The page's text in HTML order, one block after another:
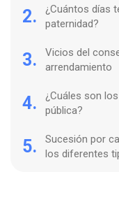
2.
¿Cuántos días
paternidad?
3.
Vicios del
arrendamiento
4.
¿Cuáles son
pública?
5.
Sucesión por
los diferentes